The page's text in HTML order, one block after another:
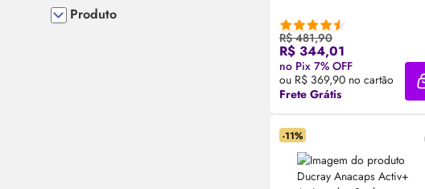
R$ 481,90
R$ 344,01
no Pix 7% OFF
ou R$ 369,90 no cartão
Frete Grátis
Compre Agora ❯
-11%
Produto